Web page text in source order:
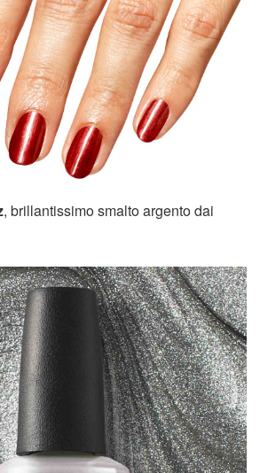
, brillantissimo smalto argento dai